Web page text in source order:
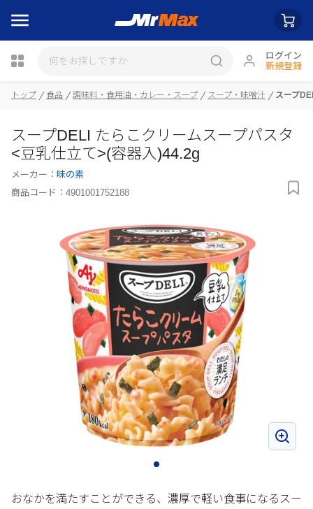
ログイン
新規登録
瓶詰
トップ 食品 調味料・食用油・カレー・スープ スープ・味噌汁 スープ
スープDELI たらこクリームスープパスタ
<豆乳仕立て>(容器入)44.2g
メーカー： 味の素
商品コード： 4901001752188
おなかを満たすことができる、濃厚で軽い食事になるスー